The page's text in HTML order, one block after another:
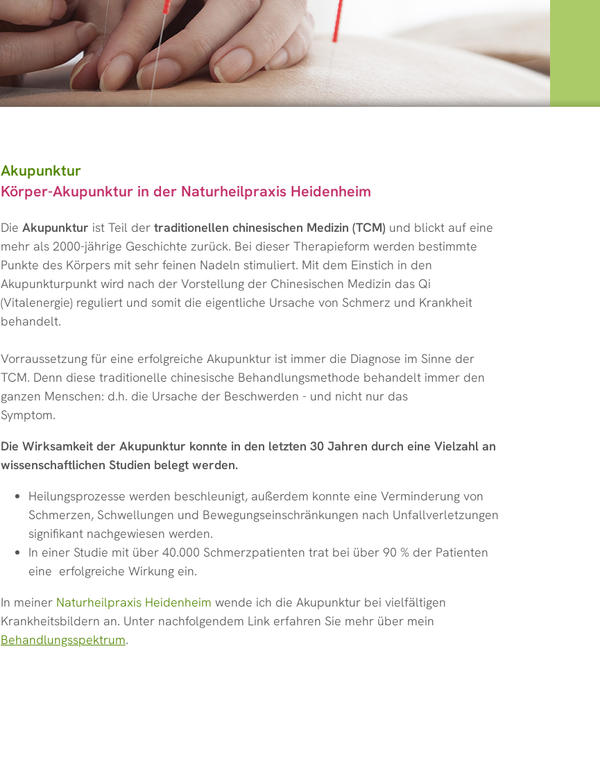
Stress - Burnout
natürliche Hormonbehandlung
Akupunktur
Ohrakupunktur
Homöopathie
Kinesiologie
Pulsdiagnostik / Zungendiagnostik
Akupunktur
Körper-Akupunktur in der Naturheilpraxis Heidenheim
Die Akupunktur ist Teil der traditionellen chinesischen Medizin (TCM) und blickt auf eine
mehr als 2000-jährige Geschichte zurück. Bei dieser Therapieform werden bestimmte
Punkte des Körpers mit sehr feinen Nadeln stimuliert. Mit dem Einstich in den
Akupunkturpunkt wird nach der Vorstellung der Chinesischen Medizin das Qi
(Vitalenergie) reguliert und somit die eigentliche Ursache von Schmerz und Krankheit
behandelt.
Vorraussetzung für eine erfolgreiche Akupunktur ist immer die Diagnose im Sinne der
TCM. Denn diese traditionelle chinesische Behandlungsmethode behandelt immer den
ganzen Menschen: d.h. die Ursache der Beschwerden - und nicht nur das
Symptom.
Die Wirksamkeit der Akupunktur konnte in den letzten 30 Jahren durch eine Vielzahl an
wissenschaftlichen Studien belegt werden.
Heilungsprozesse werden beschleunigt, außerdem konnte eine Verminderung von
Schmerzen, Schwellungen und Bewegungseinschränkungen nach Unfallverletzungen
signifikant nachgewiesen werden.
In einer Studie mit über 40.000 Schmerzpatienten trat bei über 90 % der Patienten
eine erfolgreiche Wirkung ein.
In meiner Naturheilpraxis Heidenheim wende ich die Akupunktur bei vielfältigen
Krankheitsbildern an. Unter nachfolgendem Link erfahren Sie mehr über mein
Behandlungsspektrum.